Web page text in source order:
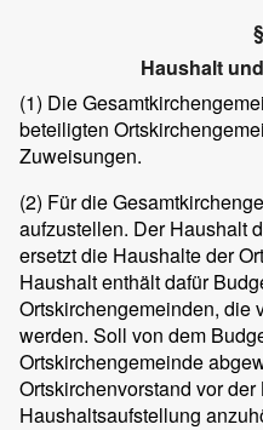
Haushalt
(1) Die
beteiligten
Zuweisungen.
(2) Für die
aufzustellen. Der Haushalt
ersetzt die Haushalte der
Haushalt enthält dafür
Ortskirchengemeinden, die
werden. Soll von dem
Ortskirchengemeinde
Ortskirchenvorstand vor
Haushaltsaufstellung